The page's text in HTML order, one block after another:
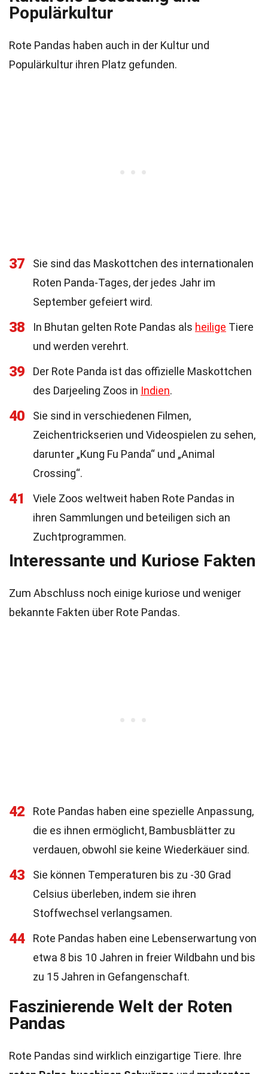
Populärkultur
Rote Pandas haben auch in der Kultur und
Populärkultur ihren Platz gefunden.
37
Sie sind das Maskottchen des internationalen
Roten Panda-Tages, der jedes Jahr im
September gefeiert wird.
38 In Bhutan gelten Rote Pandas als heilige Tiere
und werden verehrt.
39
Der Rote Panda ist das offizielle Maskottchen
des Darjeeling Zoos in Indien.
40
Sie sind in verschiedenen Filmen,
Zeichentrickserien und Videospielen zu sehen,
darunter „Kung Fu Panda“ und „Animal
Crossing“.
41
Viele Zoos weltweit haben Rote Pandas in
ihren Sammlungen und beteiligen sich an
Zuchtprogrammen.
Interessante und Kuriose Fakten
Zum Abschluss noch einige kuriose und weniger
bekannte Fakten über Rote Pandas.
42
Rote Pandas haben eine spezielle Anpassung,
die es ihnen ermöglicht, Bambusblätter zu
verdauen, obwohl sie keine Wiederkäuer sind.
43
Sie können Temperaturen bis zu -30 Grad
Celsius überleben, indem sie ihren
Stoffwechsel verlangsamen.
44
Rote Pandas haben eine Lebenserwartung von
etwa 8 bis 10 Jahren in freier Wildbahn und bis
zu 15 Jahren in Gefangenschaft.
Faszinierende Welt der Roten
Pandas
Rote Pandas sind wirklich einzigartige Tiere. Ihre